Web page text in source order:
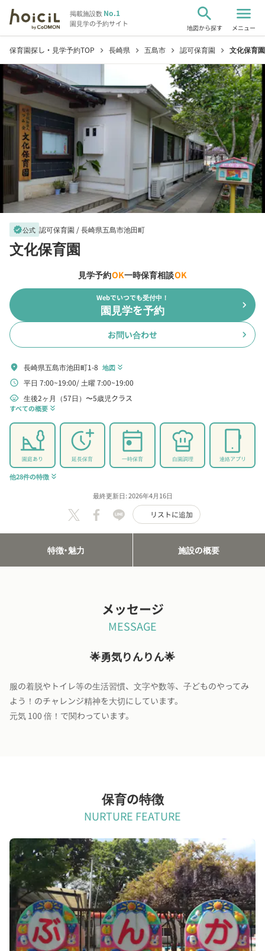
掲載施設数No.1
園見学の予約サイト
search
地図から探す
menu
メニュー
保育園探し・見学予約TOP chevron_right 長崎県 chevron_right 五島市 chevron_right 認可保育園 chevron_right 文化保育園
verified公式 認可保育園 /長崎県五島市池田町
文化保育園
見学予約OK一時保育相談OK
Webでいつでも受付中！
園見学を予約 chevron_right
お問い合わせ chevron_right
location_on 長崎県五島市池田町1-8 地図 keyboard_double_arrow_down
schedule 平日 7:00~19:00 土曜 7:00~19:00
child_care 生後2ヶ月（57日）〜5歳児クラス
すべての概要 keyboard_double_arrow_down
園庭あり 延長保育 一時保育 自園調理 連絡アプリ
他28件の特徴 keyboard_double_arrow_down
最終更新日: 2026年4月16日
リストに追加
特徴・魅力 施設の概要
メッセージ
MESSAGE
🌟勇気りんりん🌟
服の着脱やトイレ等の生活習慣、文字や数等、子どものやってみ
よう！のチャレンジ精神を大切にしています。
元気 100 倍！で関わっています。
保育の特徴
NURTURE FEATURE